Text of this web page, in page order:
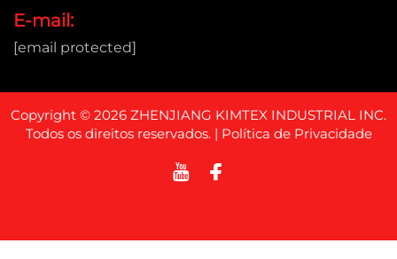
E-mail:
[email protected]
Copyright © 2026 ZHENJIANG KIMTEX INDUSTRIAL INC.
Todos os direitos reservados. | Política de Privacidade